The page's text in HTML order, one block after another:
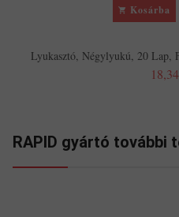
Kosárba
Lyukasztó, Négylyukú, 20 Lap,
RAPID gyártó további